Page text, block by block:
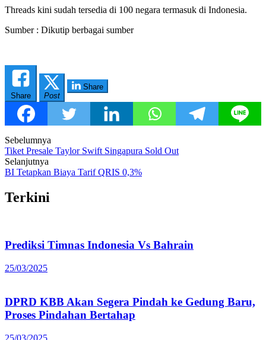
Threads kini sudah tersedia di 100 negara termasuk di Indonesia.
Sumber : Dikutip berbagai sumber
Share Post
Share
Post
navigation
Sebelumnya
Tiket Presale Taylor Swift Singapura Sold Out
Selanjutnya
BI Tetapkan Biaya Tarif QRIS 0,3%
Terkini
Prediksi Timnas Indonesia Vs Bahrain
25/03/2025
DPRD KBB Akan Segera Pindah ke Gedung Baru,
Proses Pindahan Bertahap
25/03/2025